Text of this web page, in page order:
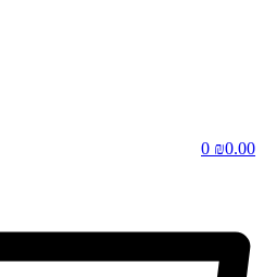
₪0.00
0